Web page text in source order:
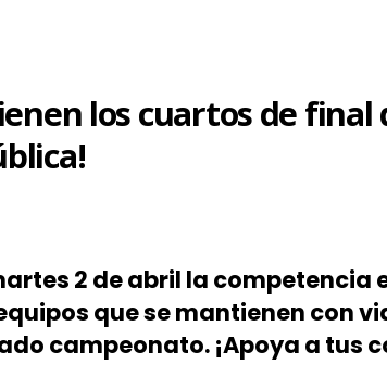
los cuartos de
2 de abril la
que se mantienen con
campeonato. ¡Apoya a tus